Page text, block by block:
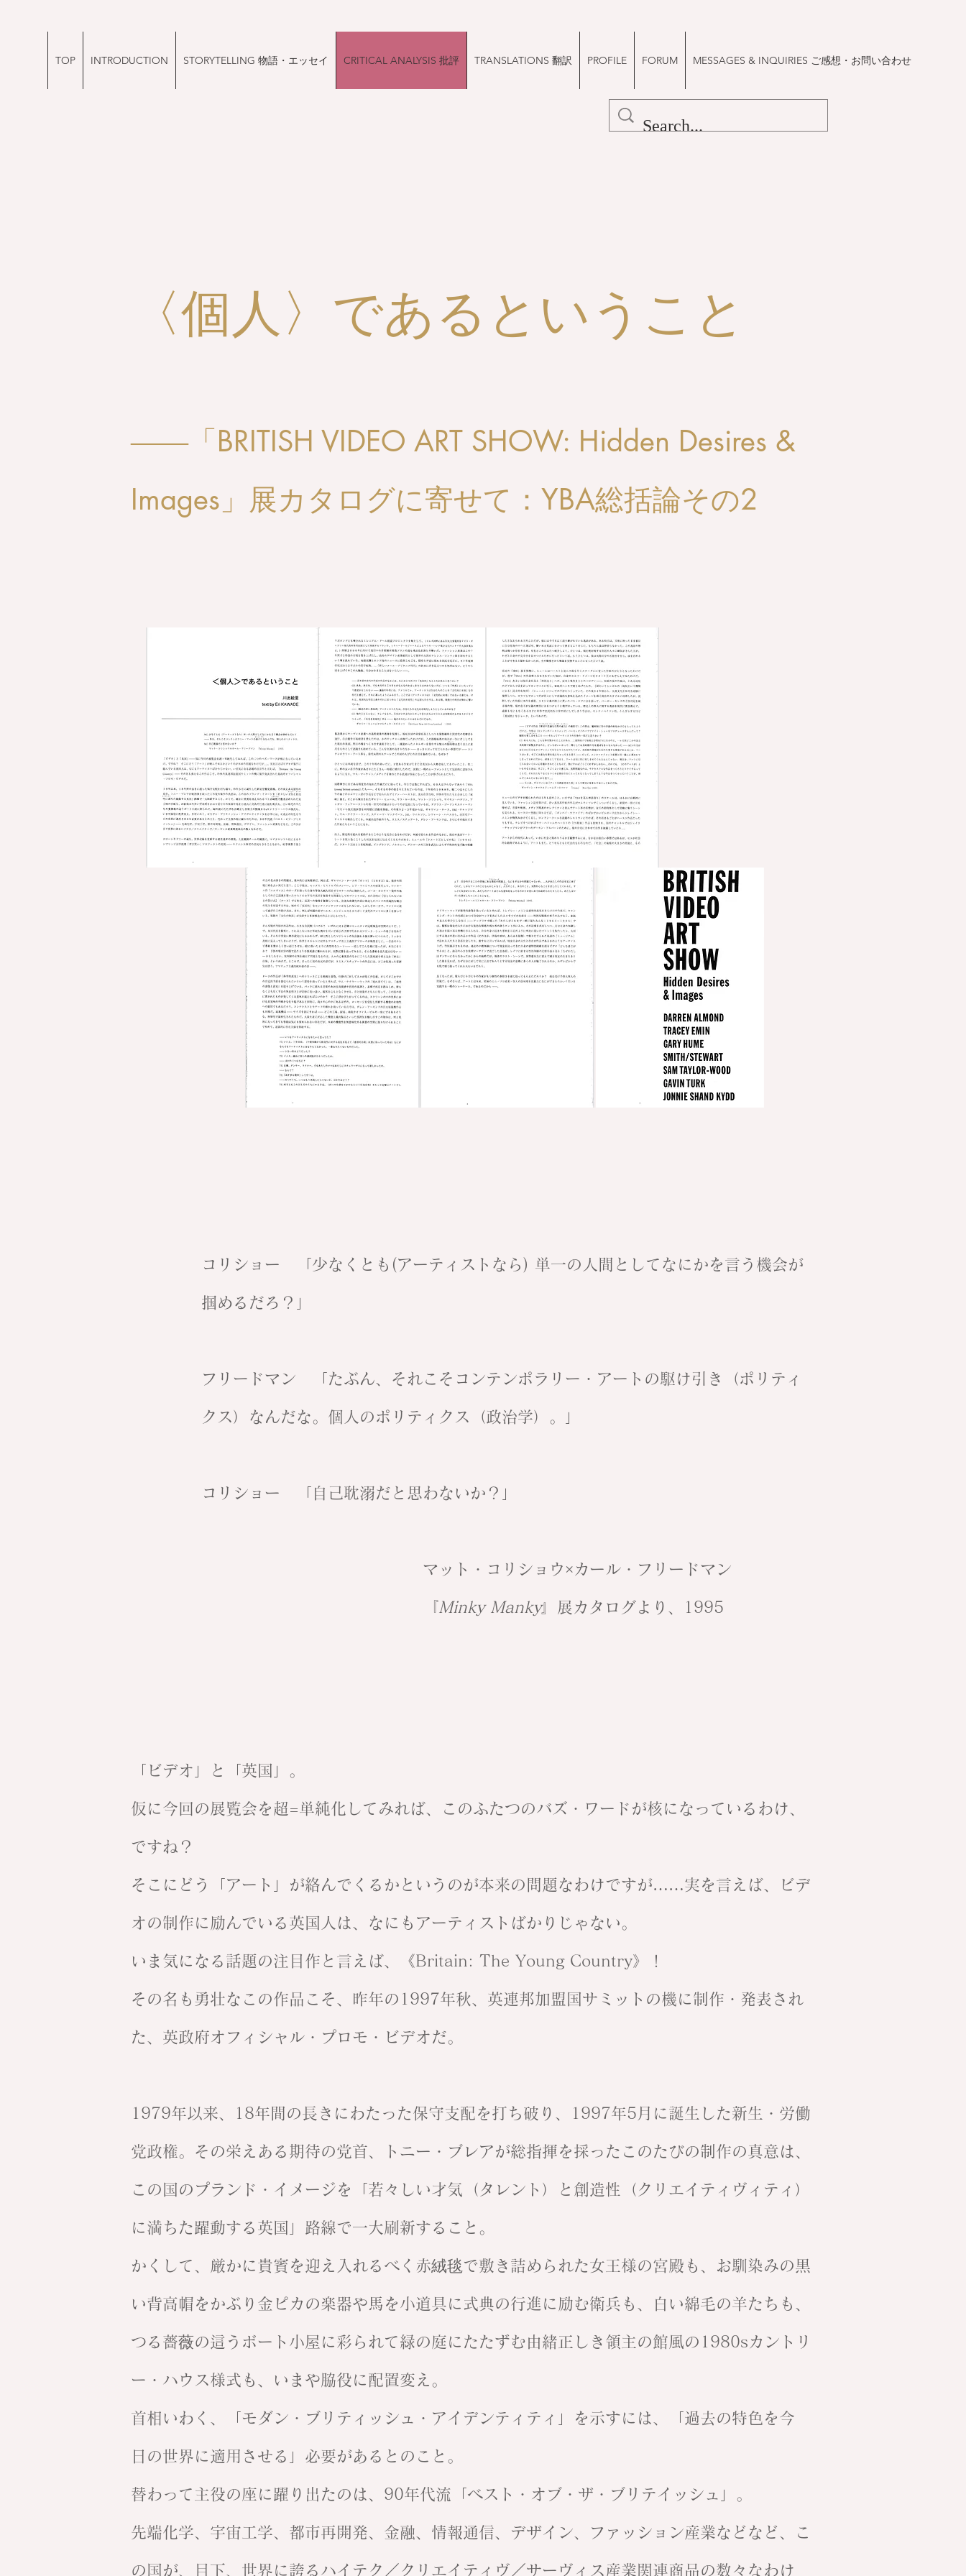
TOP INTRODUCTION STORYTELLING 物語・エッセイ CRITICAL ANALYSIS 批評 TRANSLATIONS 翻訳 PROFILE FORUM MESSAGES & INQUIRIES ご感想・お問い合わせ
〈個人〉であるということ
——「BRITISH VIDEO ART SHOW: Hidden Desires &
Images」 展カタログに寄せて： YBA総括論その2
コリショー 「少なくとも(アーティストなら) 単一の人間としてなにかを言う機会が
掴めるだろ？」
フリードマン 「たぶん、それこそコンテンポラリー・アートの駆け引き（ポリティ
クス）なんだな。個人のポリティクス（政治学）。」
コリショー 「自己耽溺だと思わないか？」
マット・コリショウ×カール・フリードマン
『Minky Manky』展カタログより、1995
「ビデオ」と「英国」。
仮に今回の展覧会を超=単純化してみれば、このふたつのバズ・ワードが核になっているわけ、
ですね？
そこにどう「アート」が絡んでくるかというのが本来の問題なわけですが……実を言えば、ビデ
オの制作に励んでいる英国人は、なにもアーティストばかりじゃない。
いま気になる話題の注目作と言えば、《Britain: The Young Country》！
その名も勇壮なこの作品こそ、昨年の1997年秋、英連邦加盟国サミットの機に制作・発表され
た、英政府オフィシャル・プロモ・ビデオだ。
1979年以来、18年間の長きにわたった保守支配を打ち破り、1997年5月に誕生した新生・労働
党政権。その栄えある期待の党首、トニー・ブレアが総指揮を採ったこのたびの制作の真意は、
この国のプランド・イメージを「若々しい才気（タレント）と創造性（クリエイティヴィティ）
に満ちた躍動する英国」路線で一大刷新すること。
かくして、厳かに貴賓を迎え入れるべく赤絨毯で敷き詰められた女王様の宮殿も、お馴染みの黒
い背高帽をかぶり金ピカの楽器や馬を小道具に式典の行進に励む衛兵も、白い綿毛の羊たちも、
つる薔薇の這うボート小屋に彩られて緑の庭にたたずむ由緒正しき領主の館風の1980sカントリ
ー・ハウス様式も、いまや脇役に配置変え。
首相いわく、「モダン・ブリティッシュ・アイデンティティ」を示すには、「過去の特色を今
日の世界に適用させる」必要があるとのこと。
替わって主役の座に躍り出たのは、90年代流「ベスト・オブ・ザ・ブリテイッシュ」。
先端化学、宇宙工学、都市再開発、金融、情報通信、デザイン、ファッション産業などなど、こ
の国が、目下、世界に誇るハイテク／クリエイティヴ／サーヴィス産業関連商品の数々なわけ